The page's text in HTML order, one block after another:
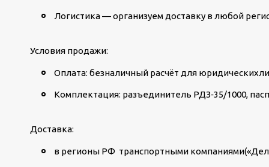
Логистика — организуем доставку в любой
Условия продажи:
Оплата: безналичный расчёт для
Комплектация: разъединитель РДЗ‑35/1000,
Доставка:
в регионы РФ транспортными